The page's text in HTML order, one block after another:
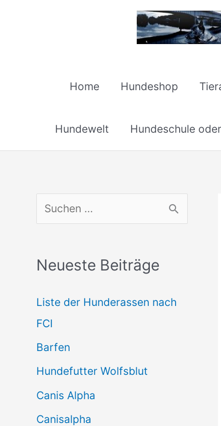
Home Hundeshop
Hundewelt Hundeschule
u
h
n
n
a
c
h
:
Neueste Beiträge
Liste der Hunderassen nach
FCI
Barfen
Hundefutter Wolfsblut
Canis Alpha
Canisalpha